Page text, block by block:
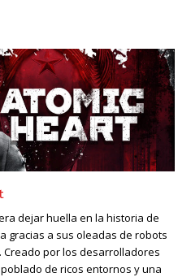
dejar huella en la historia de
gracias a sus oleadas de robots
Creado por los desarrolladores
de ricos entornos y una